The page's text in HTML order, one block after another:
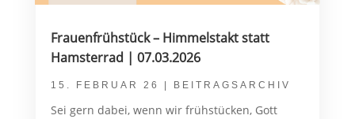
Frauenfrühstück – Himmelstakt statt
Hamsterrad | 07.03.2026
15. FEBRUAR 26 BEITRAGSARCHIV
Sei gern dabei, wenn wir frühstücken, Gott